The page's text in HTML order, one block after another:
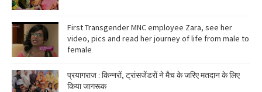
First Transgender MNC employee Zara, see her
video, pics and read her journey of life from male to
female
प्रयागराज : किन्नरों, ट्रांसजेंडरों ने मैच के जरिए मतदान के लिए
किया जागरूक